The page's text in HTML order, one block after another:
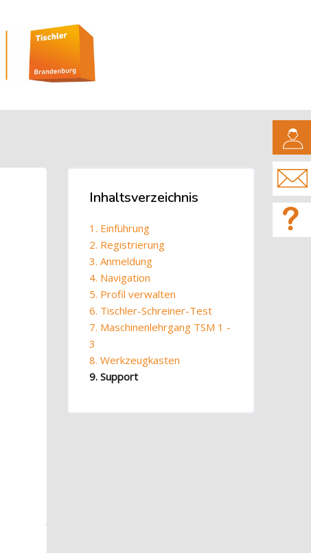
Inhaltsverzeichnis überspringen
Inhaltsverzeichnis
1. Einführung
2. Registrierung
3. Anmeldung
4. Navigation
5. Profil verwalten
6. Tischler-Schreiner-Test
7. Maschinenlehrgang TSM 1 -
3
8. Werkzeugkasten
9. Support